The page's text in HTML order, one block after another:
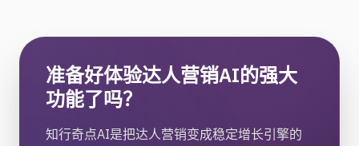
准备好体验达人营销AI的强大
功能了吗？
知行奇点AI是把达人营销变成稳定增长引擎的